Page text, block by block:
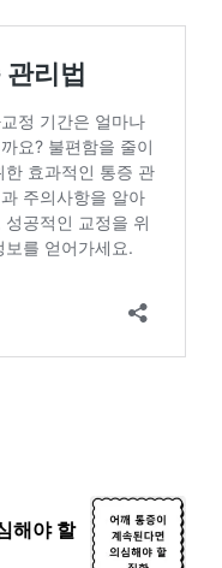
해야 할